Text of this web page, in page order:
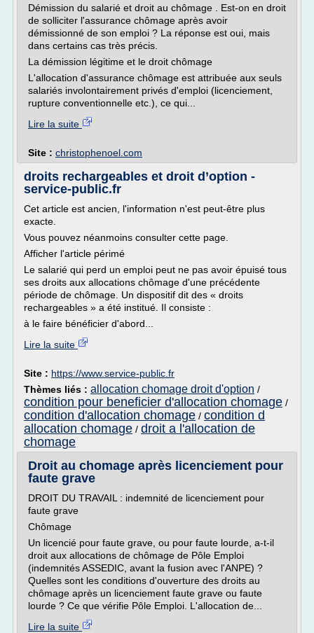
Démission du salarié et droit au chômage . Est-on en droit
de solliciter l'assurance chômage après avoir
démissionné de son emploi ? La réponse est oui, mais
dans certains cas très précis.
La démission légitime et le droit chômage
L'allocation d'assurance chômage est attribuée aux seuls
salariés involontairement privés d'emploi (licenciement,
rupture conventionnelle etc.), ce qui...
Lire la suite
Site : christophenoel.com
droits rechargeables et droit d’option -
service-public.fr
Cet article est ancien, l'information n'est peut-être plus
exacte.
Vous pouvez néanmoins consulter cette page.
Afficher l'article périmé
Le salarié qui perd un emploi peut ne pas avoir épuisé tous
ses droits aux allocations chômage d'une précédente
période de chômage. Un dispositif dit des « droits
rechargeables » a été institué. Il consiste :
à le faire bénéficier d'abord...
Lire la suite
Site : https://www.service-public.fr
Thèmes liés : allocation chomage droit d'option /
condition pour beneficier d'allocation chomage /
condition d'allocation chomage / condition d
allocation chomage / droit a l'allocation de
chomage
Droit au chomage après licenciement pour
faute grave
DROIT DU TRAVAIL : indemnité de licenciement pour
faute grave
Chômage
Un licencié pour faute grave, ou pour faute lourde, a-t-il
droit aux allocations de chômage de Pôle Emploi
(indemnités ASSEDIC, avant la fusion avec l'ANPE) ?
Quelles sont les conditions d'ouverture des droits au
chômage après un licenciement faute grave ou faute
lourde ? Ce que vérifie Pôle Emploi. L'allocation de...
Lire la suite